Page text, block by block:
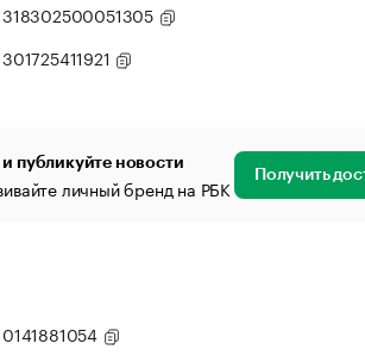
318302500051305
301725411921
публикуйте новости
личный бренд на РБК Получить
0141881054